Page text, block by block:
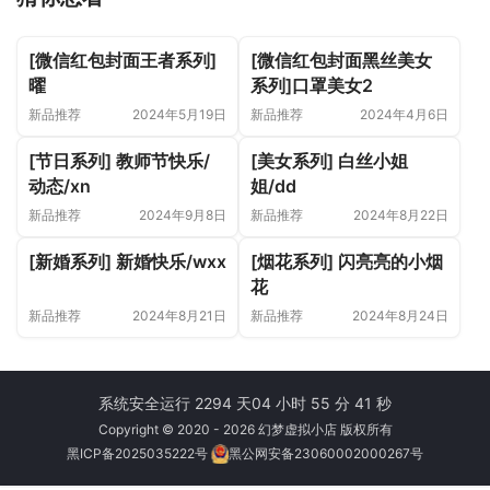
[微信红包封面王者系列]
曜
新品推荐 2024年5月19日
[微信红包封面黑丝美女
系列]口罩美女2
新品推荐 2024年4月6日
[节日系列] 教师节快乐/
动态/xn
新品推荐 2024年9月8日
[美女系列] 白丝小姐
姐/dd
新品推荐 2024年8月22日
[新婚系列] 新婚快乐/wxx
新品推荐 2024年8月21日
[烟花系列] 闪亮亮的小烟
花
新品推荐 2024年8月24日
系统安全运行 2294 天04 小时 55 分 41 秒
Copyright © 2020 - 2026 幻梦虚拟小店 版权所有
黑ICP备2025035222号
黑公网安备23060002000267号